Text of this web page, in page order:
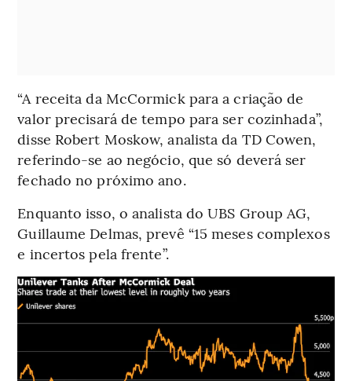
“A receita da McCormick para a criação de
valor precisará de tempo para ser cozinhada”,
disse Robert Moskow, analista da TD Cowen,
referindo-se ao negócio, que só deverá ser
fechado no próximo ano.
Enquanto isso, o analista do UBS Group AG,
Guillaume Delmas, prevê “15 meses complexos
e incertos pela frente”.